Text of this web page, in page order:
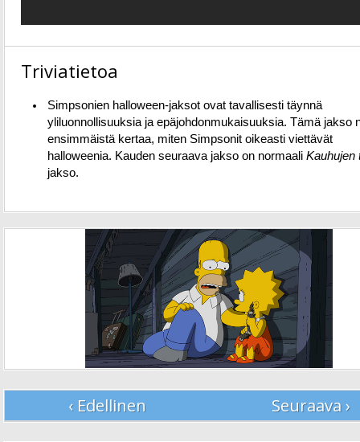
Triviatietoa
Simpsonien halloween-jaksot ovat tavallisesti täynnä
yliluonnollisuuksia ja epäjohdonmukaisuuksia. Tämä jakso
ensimmäistä kertaa, miten Simpsonit oikeasti viettävät
halloweenia. Kauden seuraava jakso on normaali Kauhujen
jakso.
‹ Edellinen Seuraava ›